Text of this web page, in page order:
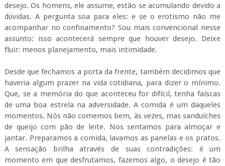
desejo. Os homens, ele assume, estão se acumulando devido a
dúvidas. A pergunta soa para eles: e se o erotismo não me
acompanhar no confinamento? Sou mais convencional nesse
assunto: isso acontecerá sempre que houver desejo. Deixe
fluir: menos planejamento, mais intimidade.
Desde que fechamos a porta da frente, também decidimos que
haveria algum prazer na vida cotidiana, para dizer o mínimo.
Que, se a memória do que aconteceu for difícil, tenha faíscas
de uma boa estrela na adversidade. A comida é um daqueles
momentos. Nós não comemos bem, às vezes, mas sanduíches
de queijo com pão de leite. Nos sentamos para almoçar e
jantar. Preparamos a comida, lavamos as panelas e os pratos.
A sensação brilha através de suas contradições: é um
momento em que desfrutamos, fazemos algo, o desejo é tão